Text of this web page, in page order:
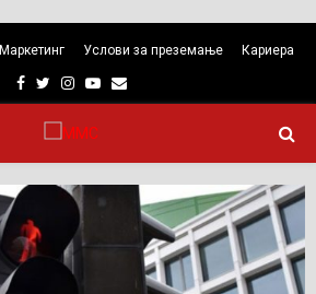
Маркетинг Услови за преземање Кариера
Facebook
TwitterInstagram
Youtube
Email